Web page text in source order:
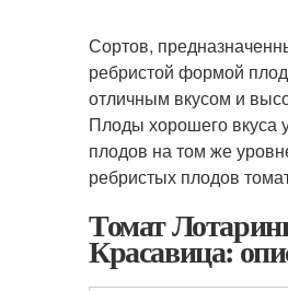
Сортов,
ребристой формой
отличным вкусом и
Плоды хорошего вкуса
плодов на том же
ребристых плодов
Томат
Красавица: